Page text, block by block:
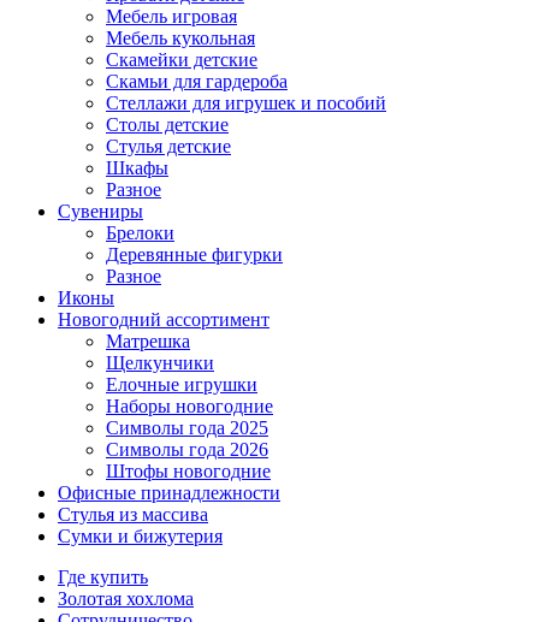
Мебель игровая
Мебель кукольная
Скамейки детские
Скамьи для гардероба
Стеллажи для игрушек и пособий
Столы детские
Стулья детские
Шкафы
Разное
Сувениры
Брелоки
Деревянные фигурки
Разное
Иконы
Новогодний ассортимент
Матрешка
Щелкунчики
Елочные игрушки
Наборы новогодние
Символы года 2025
Символы года 2026
Штофы новогодние
Офисные принадлежности
Стулья из массива
Сумки и бижутерия
Где купить
Золотая хохлома